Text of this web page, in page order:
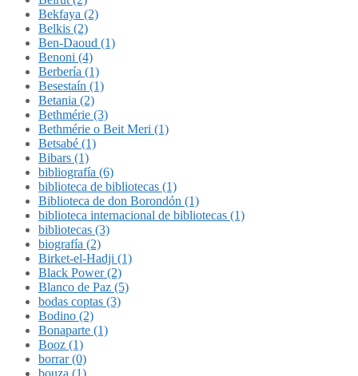
Bekfaya (2)
Belkis (2)
Ben-Daoud (1)
Benoni (4)
Berbería (1)
Besestaín (1)
Betania (2)
Bethmérie (3)
Bethmérie o Beit Meri (1)
Betsabé (1)
Bibars (1)
bibliografía (6)
biblioteca de bibliotecas (1)
Biblioteca de don Borondón (1)
biblioteca internacional de bibliotecas (1)
bibliotecas (3)
biografía (2)
Birket-el-Hadji (1)
Black Power (2)
Blanco de Paz (5)
bodas coptas (3)
Bodino (2)
Bonaparte (1)
Booz (1)
borrar (0)
bouza (1)